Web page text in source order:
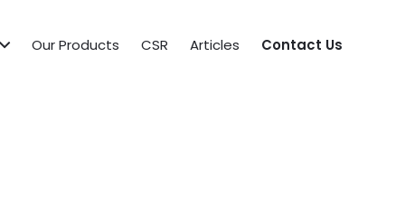
Our Products CSR Articles Contact Us